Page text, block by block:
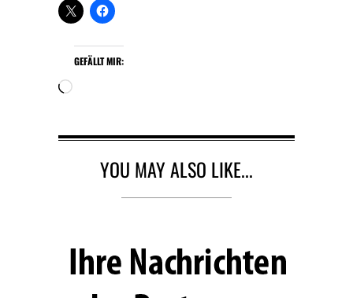
GEFÄLLT MIR:
W
d
n
YOU MAY ALSO LIKE...